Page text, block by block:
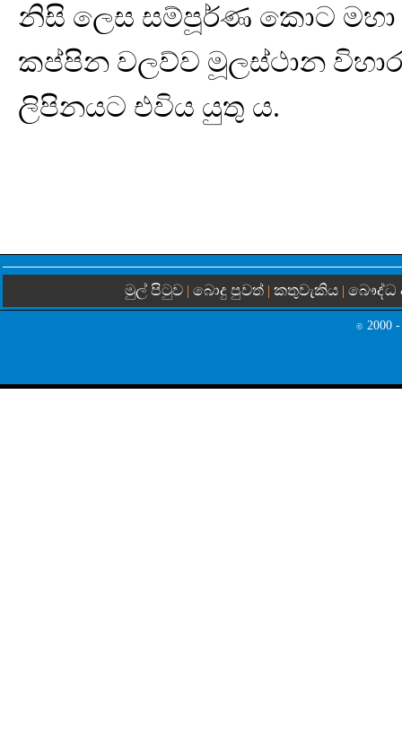
නිසි ලෙස සම්පූර්ණ කොට මහා
කප්පින වලව්ව මූලස්ථාන
ලිපිනයට එවිය යුතු ය.
මුල් පිටුව | බොදු පුවත් | කතුවැකිය | බෞද්ධ
© 2000